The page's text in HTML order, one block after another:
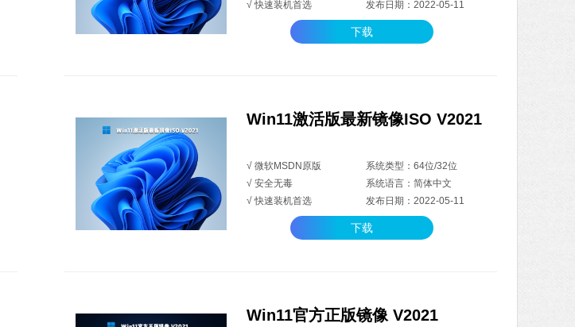
√ 快速装机首选
发布日期：2022-05-11
下载
Win11激活版最新镜像ISO V2021
√ 微软MSDN原版
系统类型：64位/32位
√ 安全无毒
系统语言：简体中文
√ 快速装机首选
发布日期：2022-05-11
下载
Win11官方正版镜像 V2021